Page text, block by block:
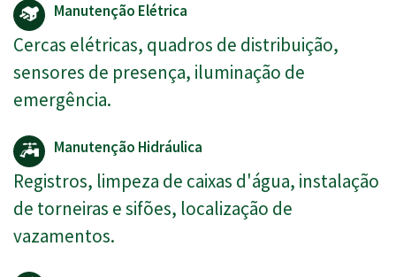
Manutenção Elétrica
Cercas elétricas, quadros de distribuição,
sensores de presença, iluminação de
emergência.
Manutenção Hidráulica
Registros, limpeza de caixas d'água, instalação
de torneiras e sifões, localização de
vazamentos.